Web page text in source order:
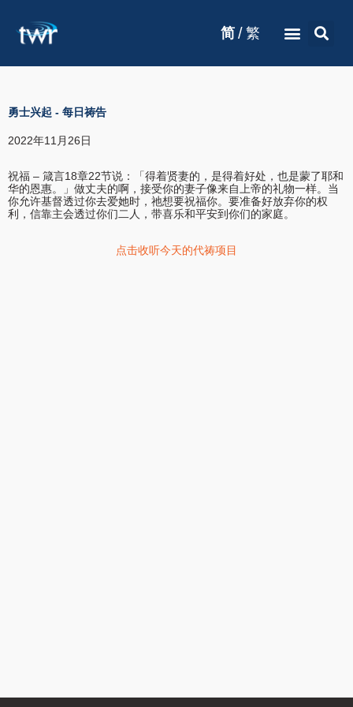
简 / 繁
勇士兴起 - 每日祷告
2022年11月26日
祝福 – 箴言18章22节说：「得着贤妻的，是得着好处，也是蒙了耶和
华的恩惠。」做丈夫的啊，接受你的妻子像来自上帝的礼物一样。当
你允许基督透过你去爱她时，祂想要祝福你。要准备好放弃你的权
利，信靠主会透过你们二人，带喜乐和平安到你们的家庭。
点击收听今天的代祷项目